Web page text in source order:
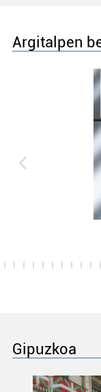
Argitalpen
Gipuzkoa